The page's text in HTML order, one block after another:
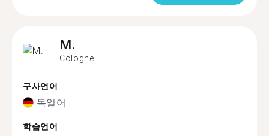
M.
Cologne
구사언어
독일어
학습언어